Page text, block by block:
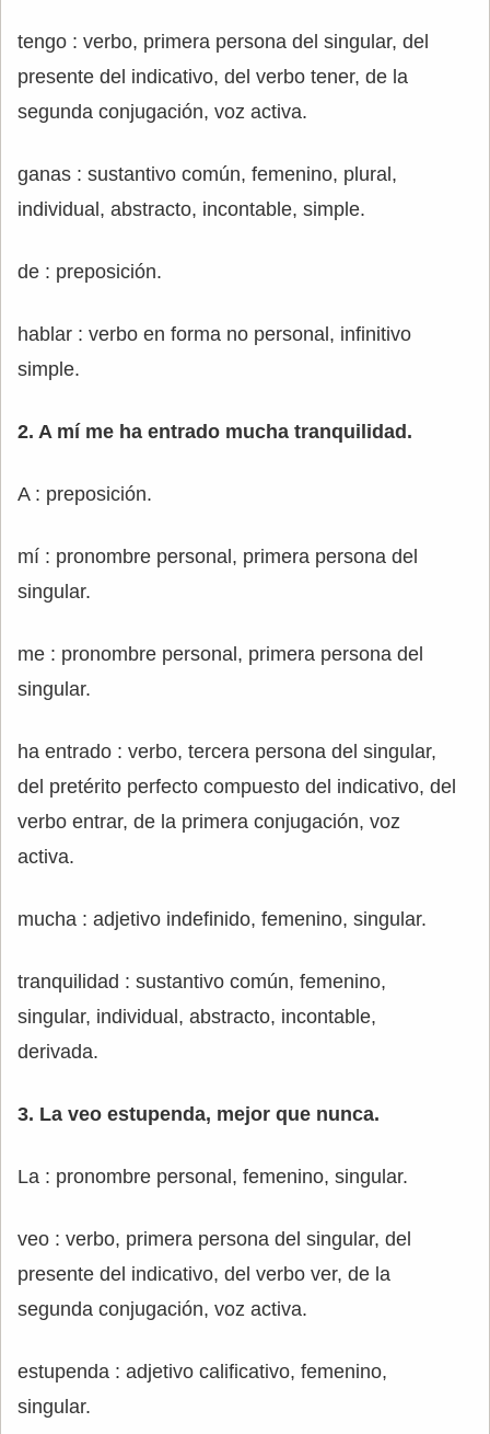
tengo : verbo, primera persona del singular, del
presente del indicativo, del verbo tener, de la
segunda conjugación, voz activa.
ganas : sustantivo común, femenino, plural,
individual, abstracto, incontable, simple.
de : preposición.
hablar : verbo en forma no personal, infinitivo
simple.
2. A mí me ha entrado mucha tranquilidad.
A : preposición.
mí : pronombre personal, primera persona del
singular.
me : pronombre personal, primera persona del
singular.
ha entrado : verbo, tercera persona del singular,
del pretérito perfecto compuesto del indicativo, del
verbo entrar, de la primera conjugación, voz
activa.
mucha : adjetivo indefinido, femenino, singular.
tranquilidad : sustantivo común, femenino,
singular, individual, abstracto, incontable,
derivada.
3. La veo estupenda, mejor que nunca.
La : pronombre personal, femenino, singular.
veo : verbo, primera persona del singular, del
presente del indicativo, del verbo ver, de la
segunda conjugación, voz activa.
estupenda : adjetivo calificativo, femenino,
singular.